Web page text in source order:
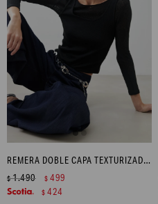
REMERA DOBLE CAPA TEXTURIZADA - NEGRO
$1.490 $ 499
$ 424